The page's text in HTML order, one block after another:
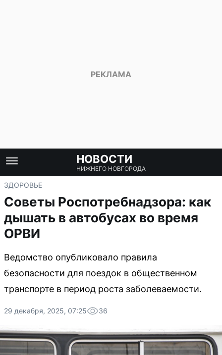
НОВОСТИ
НИЖНЕГО НОВГОРОДА
ЗДОРОВЬЕ
Советы Роспотребнадзора: как
дышать в автобусах во время
ОРВИ
Ведомство опубликовало правила
безопасности для поездок в общественном
транспорте в период роста заболеваемости.
29 декабря, 2025, 07:25 36